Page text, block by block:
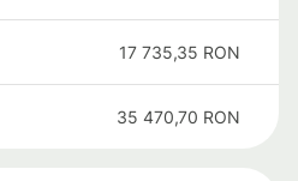
17 735,35 RON
35 470,70 RON